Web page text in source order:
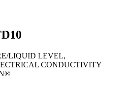
LIQUID LEVEL,
CONDUCTIVITY